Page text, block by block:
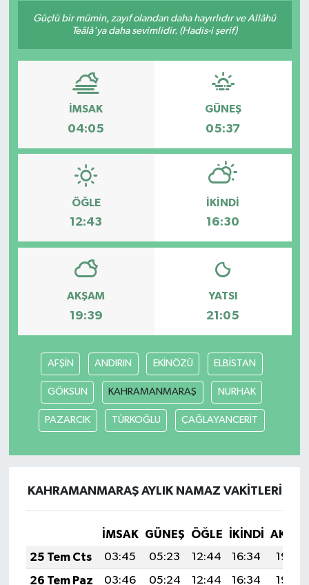
Güçlü bir mümin, zayıf olandan daha hayırlıdır ve Allâhü
Teâlâ'ya daha sevimlidir. (Hadis-i şerif)
İMSAK
04:05
GÜNEŞ
05:37
ÖĞLE
12:43
İKINDI
16:30
AKŞAM
19:39
YATSI
21:05
AFŞİN ANDIRIN EKİNÖZÜ ELBİSTAN
GÖKSUN KAHRAMANMARAŞ NURHAK
PAZARCIK TÜRKOĞLU ÇAĞLAYANCERİT
KAHRAMANMARAŞ AYLIK NAMAZ VAKITLERI
İMSAK GÜNEŞ ÖĞLE İKINDI
25 Tem Cts
03:45 05:23 12:44 16:34
19:54
26 Tem Paz
03:46 05:24 12:44 16:34
19:54
Siyaset
Spor
Vefat Edenler
Video Galeri